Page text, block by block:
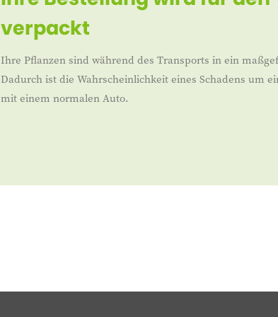
verpackt
Ihre Pflanzen sind während des Transports in ein
Dadurch ist die Wahrscheinlichkeit eines Schadens um
mit einem normalen Auto.